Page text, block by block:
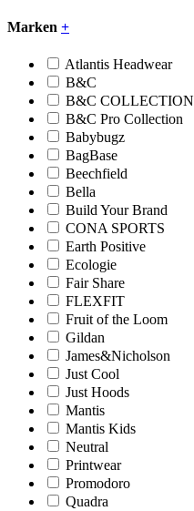
Marken +
Atlantis Headwear
B&C
B&C COLLECTION
B&C Pro Collection
Babybugz
BagBase
Beechfield
Bella
Build Your Brand
CONA SPORTS
Earth Positive
Ecologie
Fair Share
FLEXFIT
Fruit of the Loom
Gildan
James&Nicholson
Just Cool
Just Hoods
Mantis
Mantis Kids
Neutral
Printwear
Promodoro
Quadra